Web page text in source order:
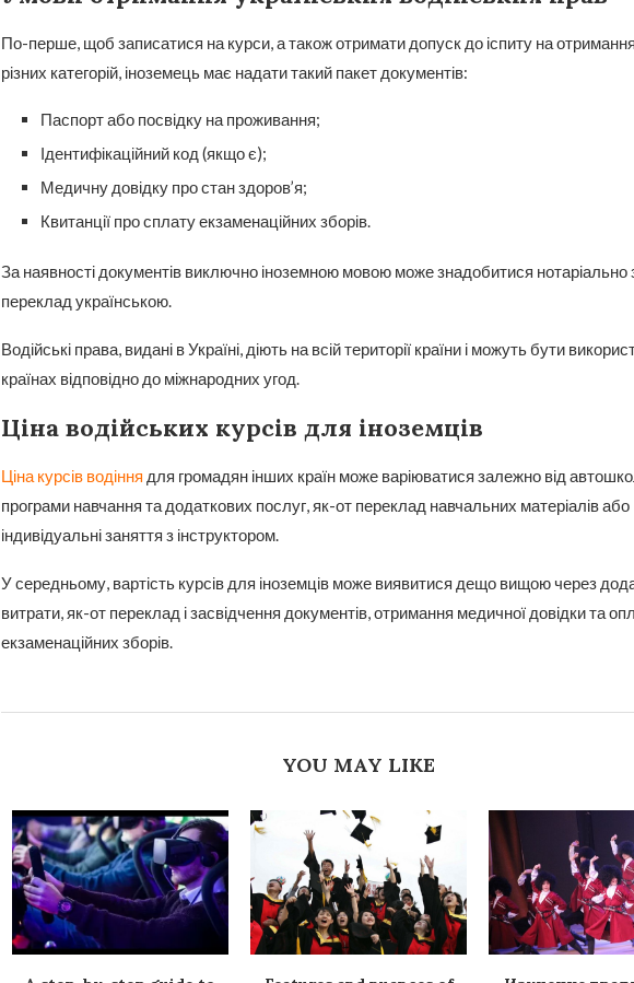
По-перше, щоб записатися на курси, а також отримати допуск до іспиту на
різних категорій, іноземець має надати такий пакет документів:
Паспорт або посвідку на проживання;
Ідентифікаційний код (якщо є);
Медичну довідку про стан здоров’я;
Квитанції про сплату екзаменаційних зборів.
За наявності документів виключно іноземною мовою може знадобитися нотаріально
переклад українською.
Водійські права, видані в Україні, діють на всій території країни і можуть бути
країнах відповідно до міжнародних угод.
Ціна водійських курсів для іноземців
Ціна курсів водіння для громадян інших країн може варіюватися залежно від
програми навчання та додаткових послуг, як-от переклад навчальних матеріалів або
індивідуальні заняття з інструктором.
У середньому, вартість курсів для іноземців може виявитися дещо вищою через
витрати, як-от переклад і засвідчення документів, отримання медичної довідки та
екзаменаційних зборів.
YOU MAY LIKE